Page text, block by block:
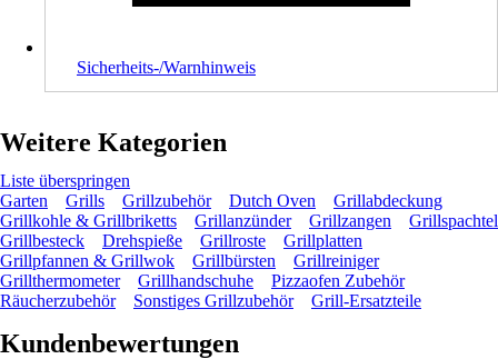
Sicherheits-/Warnhinweis
Weitere Kategorien
Liste überspringen
Garten
Grills Grillzubehör Dutch Oven
Grillabdeckung
Grillkohle & Grillbriketts
Grillanzünder Grillzangen
Grillspachtel
Grillbesteck
Drehspieße Grillroste
Grillplatten
Grillpfannen & Grillwok
Grillbürsten
Grillreiniger
Grillthermometer
Grillhandschuhe
Pizzaofen Zubehör
Räucherzubehör
Sonstiges Grillzubehör Grill-Ersatzteile
Kundenbewertungen